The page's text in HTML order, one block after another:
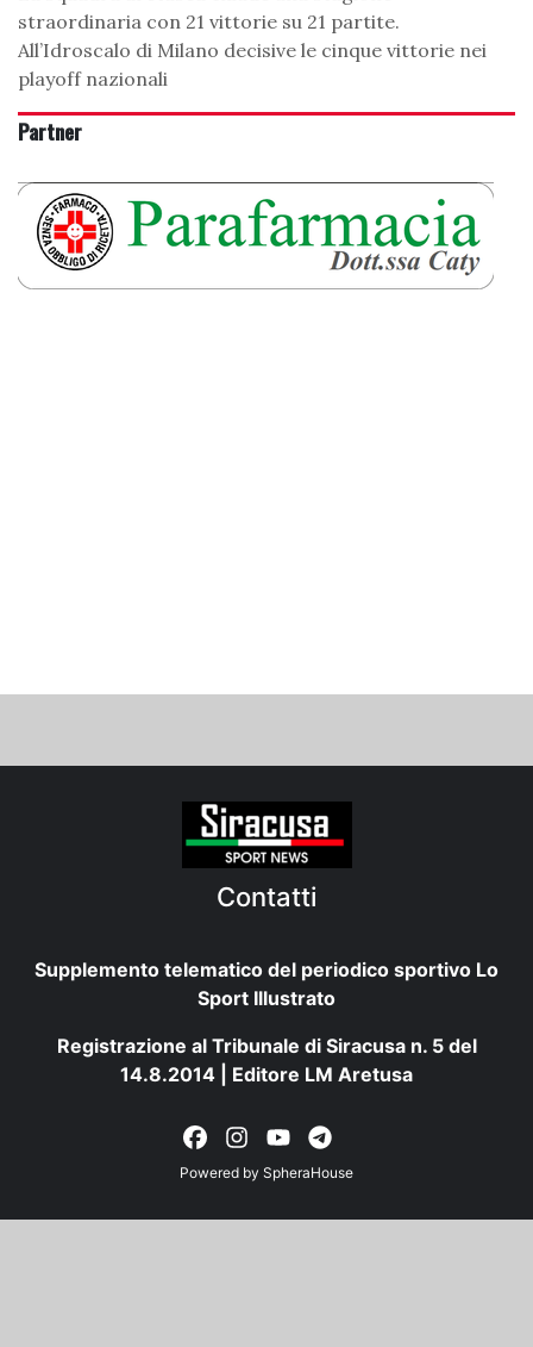
straordinaria con 21 vittorie su 21 partite.
All’Idroscalo di Milano decisive le cinque vittorie nei
playoff nazionali
Partner
Contatti
Supplemento telematico del periodico sportivo Lo
Sport Illustrato
Registrazione al Tribunale di Siracusa n. 5 del
14.8.2014 | Editore LM Aretusa
Powered by SpheraHouse